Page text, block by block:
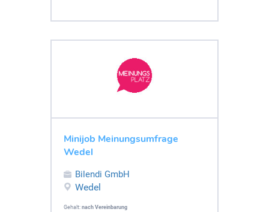
Minijob Meinungsumfrage
Wedel
Bilendi GmbH
Wedel
Gehalt: nach Vereinbarung